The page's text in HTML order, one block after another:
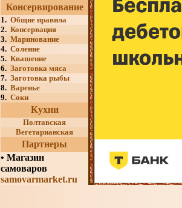
Консервирование
1. Общие правила
2. Консервация
3. Маринование
4. Соление
5. Квашение
6. Заготовка мяса
7. Заготовка рыбы
8. Варенье
9. Соки
Кухни
Полтавская
Вегетарианская
Партнеры
• Магазин
самоваров
samovarmarket.ru